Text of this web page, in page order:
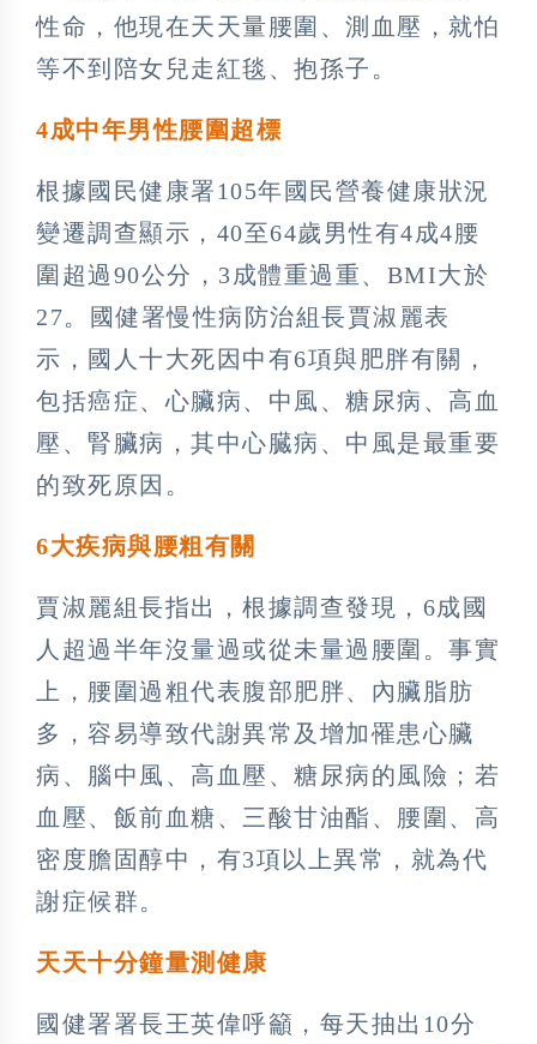
性命，他現在天天量腰圍、測血壓，就怕
等不到陪女兒走紅毯、抱孫子。
4成中年男性腰圍超標
根據國民健康署105年國民營養健康狀況
變遷調查顯示，40至64歲男性有4成4腰
圍超過90公分，3成體重過重、BMI大於
27。國健署慢性病防治組長賈淑麗表
示，國人十大死因中有6項與肥胖有關，
包括癌症、心臟病、中風、糖尿病、高血
壓、腎臟病，其中心臓病、中風是最重要
的致死原因。
6大疾病與腰粗有關
賈淑麗組長指出，根據調查發現，6成國
人超過半年沒量過或從未量過腰圍。事實
上，腰圍過粗代表腹部肥胖、內臟脂肪
多，容易導致代謝異常及增加罹患心臟
病、腦中風、高血壓、糖尿病的風險；若
血壓、飯前血糖、三酸甘油酯、腰圍、高
密度膽固醇中，有3項以上異常，就為代
謝症候群。
天天十分鐘量測健康
國健署署長王英偉呼籲，每天抽出10分